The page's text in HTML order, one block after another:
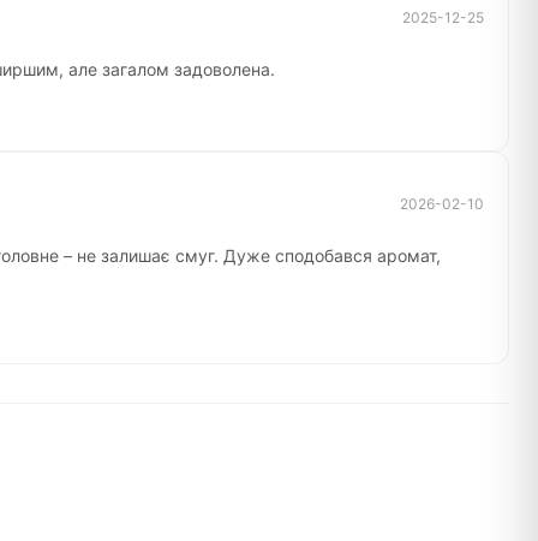
2025-12-25
але загалом задоволена.
2026-02-10
– не залишає смуг. Дуже сподобався аромат,